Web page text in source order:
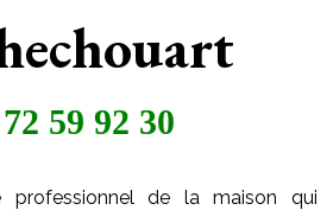
59 92 30
de la maison qui